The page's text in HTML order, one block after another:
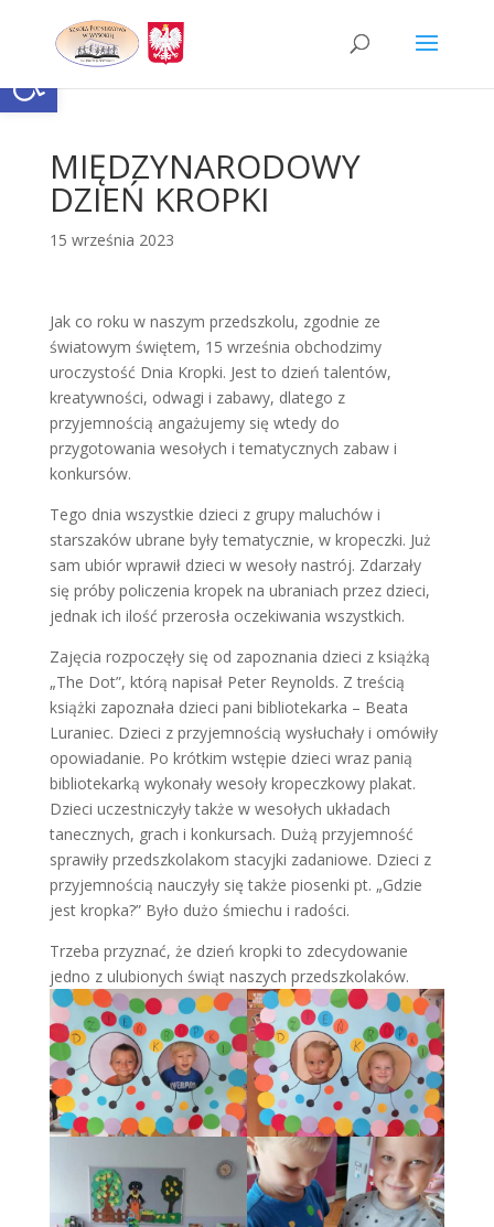
contentOtwórz pasek narzędzi
MIĘDZYNARODOWY
DZIEŃ KROPKI
15 września 2023
Jak co roku w naszym przedszkolu, zgodnie ze
światowym świętem, 15 września obchodzimy
uroczystość Dnia Kropki. Jest to dzień talentów,
kreatywności, odwagi i zabawy, dlatego z
przyjemnością angażujemy się wtedy do
przygotowania wesołych i tematycznych zabaw i
konkursów.
Tego dnia wszystkie dzieci z grupy maluchów i
starszaków ubrane były tematycznie, w kropeczki. Już
sam ubiór wprawił dzieci w wesoły nastrój. Zdarzały
się próby policzenia kropek na ubraniach przez dzieci,
jednak ich ilość przerosła oczekiwania wszystkich.
Zajęcia rozpoczęły się od zapoznania dzieci z książką
„The Dot”, którą napisał Peter Reynolds. Z treścią
książki zapoznała dzieci pani bibliotekarka – Beata
Luraniec. Dzieci z przyjemnością wysłuchały i omówiły
opowiadanie. Po krótkim wstępie dzieci wraz panią
bibliotekarką wykonały wesoły kropeczkowy plakat.
Dzieci uczestniczyły także w wesołych układach
tanecznych, grach i konkursach. Dużą przyjemność
sprawiły przedszkolakom stacyjki zadaniowe. Dzieci z
przyjemnością nauczyły się także piosenki pt. „Gdzie
jest kropka?” Było dużo śmiechu i radości.
Trzeba przyznać, że dzień kropki to zdecydowanie
jedno z ulubionych świąt naszych przedszkolaków.